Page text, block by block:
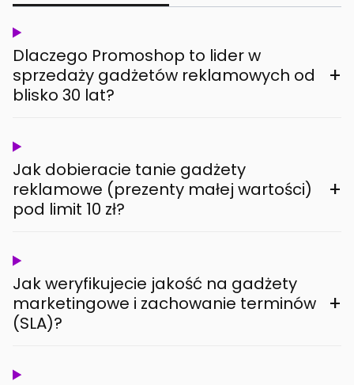
Dlaczego Promoshop to lider w
sprzedaży gadżetów reklamowych od
blisko 30 lat?
+
Jak dobieracie tanie gadżety
reklamowe (prezenty małej wartości)
pod limit 10 zł?
+
Jak weryfikujecie jakość na gadżety
marketingowe i zachowanie terminów
(SLA)?
+